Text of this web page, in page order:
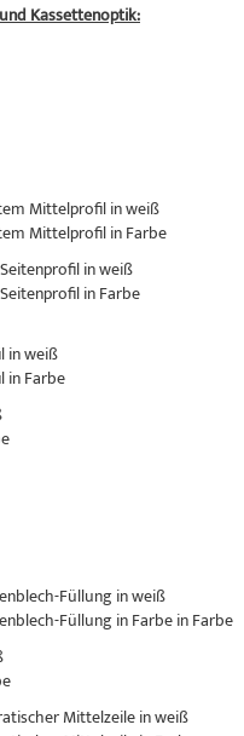
Kassettenoptik:
Mittelprofil in weiß
Mittelprofil in Farbe
in weiß
in Farbe
in weiß
in Farbe
Füllung in weiß
Füllung in Farbe in Farbe
Mittelzeile in weiß